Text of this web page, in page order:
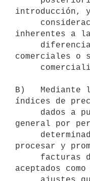
introducción, y
inherentes a
comerciales o
B)   Mediante
índices de
general por
procesar y
aceptados